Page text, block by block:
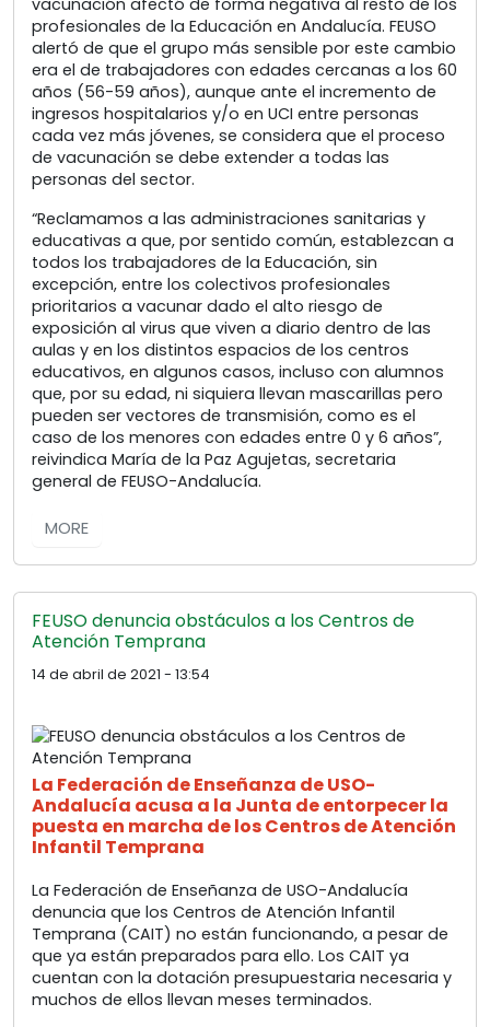
vacunación afectó de forma negativa al resto de los
profesionales de la Educación en Andalucía. FEUSO
alertó de que el grupo más sensible por este cambio
era el de trabajadores con edades cercanas a los 60
años (56-59 años), aunque ante el incremento de
ingresos hospitalarios y/o en UCI entre personas
cada vez más jóvenes, se considera que el proceso
de vacunación se debe extender a todas las
personas del sector.
“Reclamamos a las administraciones sanitarias y
educativas a que, por sentido común, establezcan a
todos los trabajadores de la Educación, sin
excepción, entre los colectivos profesionales
prioritarios a vacunar dado el alto riesgo de
exposición al virus que viven a diario dentro de las
aulas y en los distintos espacios de los centros
educativos, en algunos casos, incluso con alumnos
que, por su edad, ni siquiera llevan mascarillas pero
pueden ser vectores de transmisión, como es el
caso de los menores con edades entre 0 y 6 años”,
reivindica María de la Paz Agujetas, secretaria
general de FEUSO-Andalucía.
MORE
FEUSO denuncia obstáculos a los Centros de
Atención Temprana
14 de abril de 2021 - 13:54
La Federación de Enseñanza de USO-
Andalucía acusa a la Junta de entorpecer la
puesta en marcha de los Centros de Atención
Infantil Temprana
La Federación de Enseñanza de USO-Andalucía
denuncia que los Centros de Atención Infantil
Temprana (CAIT) no están funcionando, a pesar de
que ya están preparados para ello. Los CAIT ya
cuentan con la dotación presupuestaria necesaria y
muchos de ellos llevan meses terminados.